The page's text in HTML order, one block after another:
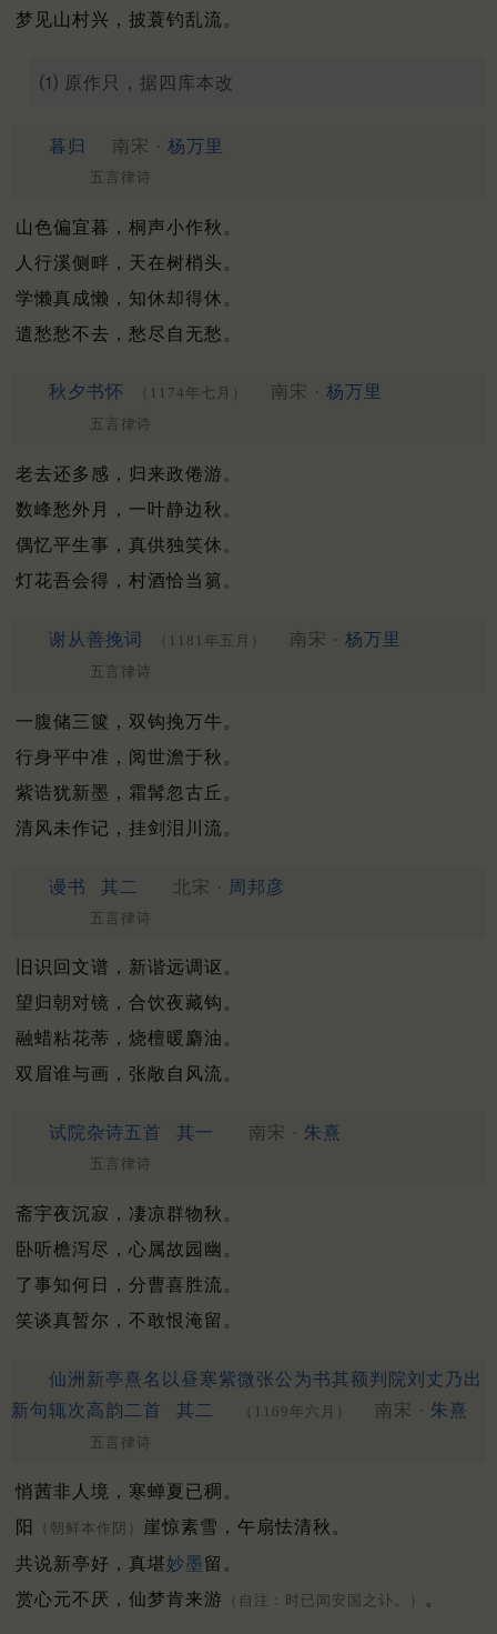
梦见山村兴，披蓑钓乱流。
⑴ 原作只，据四库本改
暮归 南宋 · 杨万里
五言律诗
山色偏宜暮，桐声小作秋。
人行溪侧畔，天在树梢头。
学懒真成懒，知休却得休。
遣愁愁不去，愁尽自无愁。
秋夕书怀 （1174年七月） 南宋 · 杨万里
五言律诗
老去还多感，归来政倦游。
数峰愁外月，一叶静边秋。
偶忆平生事，真供独笑休。
灯花吾会得，村酒恰当篘。
谢从善挽词 （1181年五月） 南宋 · 杨万里
五言律诗
一腹储三箧，双钩挽万牛。
行身平中准，阅世澹于秋。
紫诰犹新墨，霜髯忽古丘。
清风未作记，挂剑泪川流。
谩书 其二 北宋 · 周邦彦
五言律诗
旧识回文谱，新谐远调讴。
望归朝对镜，合饮夜藏钩。
融蜡粘花蒂，烧檀暖麝油。
双眉谁与画，张敞自风流。
试院杂诗五首 其一 南宋 · 朱熹
五言律诗
斋宇夜沉寂，凄凉群物秋。
卧听檐泻尽，心属故园幽。
了事知何日，分曹喜胜流。
笑谈真暂尔，不敢恨淹留。
仙洲新亭熹名以昼寒紫微张公为书其额判院刘丈乃出
新句辄次高韵二首
其二 （1169年六月） 南宋 · 朱熹
五言律诗
悄茜非人境，寒蝉夏已稠。
阳
（朝鲜本作阴）
崖惊素雪，午扇怯清秋。
共说新亭好，真堪妙墨留。
赏心元不厌，仙梦肯来游
（自注：时已闻安国之讣。） 。